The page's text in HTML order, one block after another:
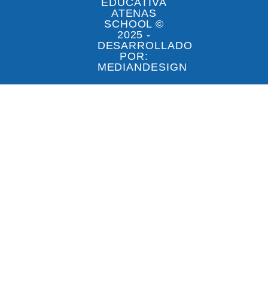
EDUCATIVA
ATENAS
SCHOOL ©
2025 -
DESARROLLADO
POR:
MEDIANDESIGN